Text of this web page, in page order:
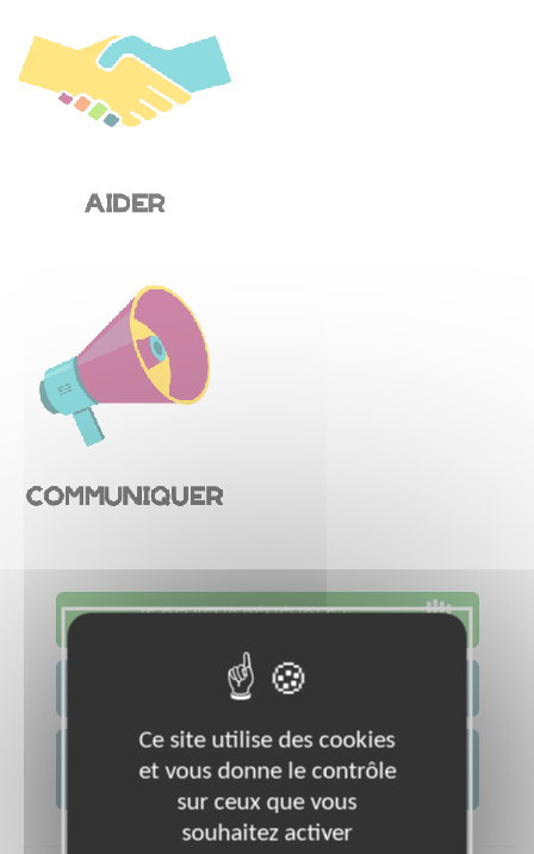
JE DEVIENS BÉNÉVOLE !
JE CONTACTE L'ASSOCIATION
JE FAIS UN DON À
AFM -...
Ce site utilise des cookies
et vous donne le contrôle
sur ceux que vous
souhaitez activer